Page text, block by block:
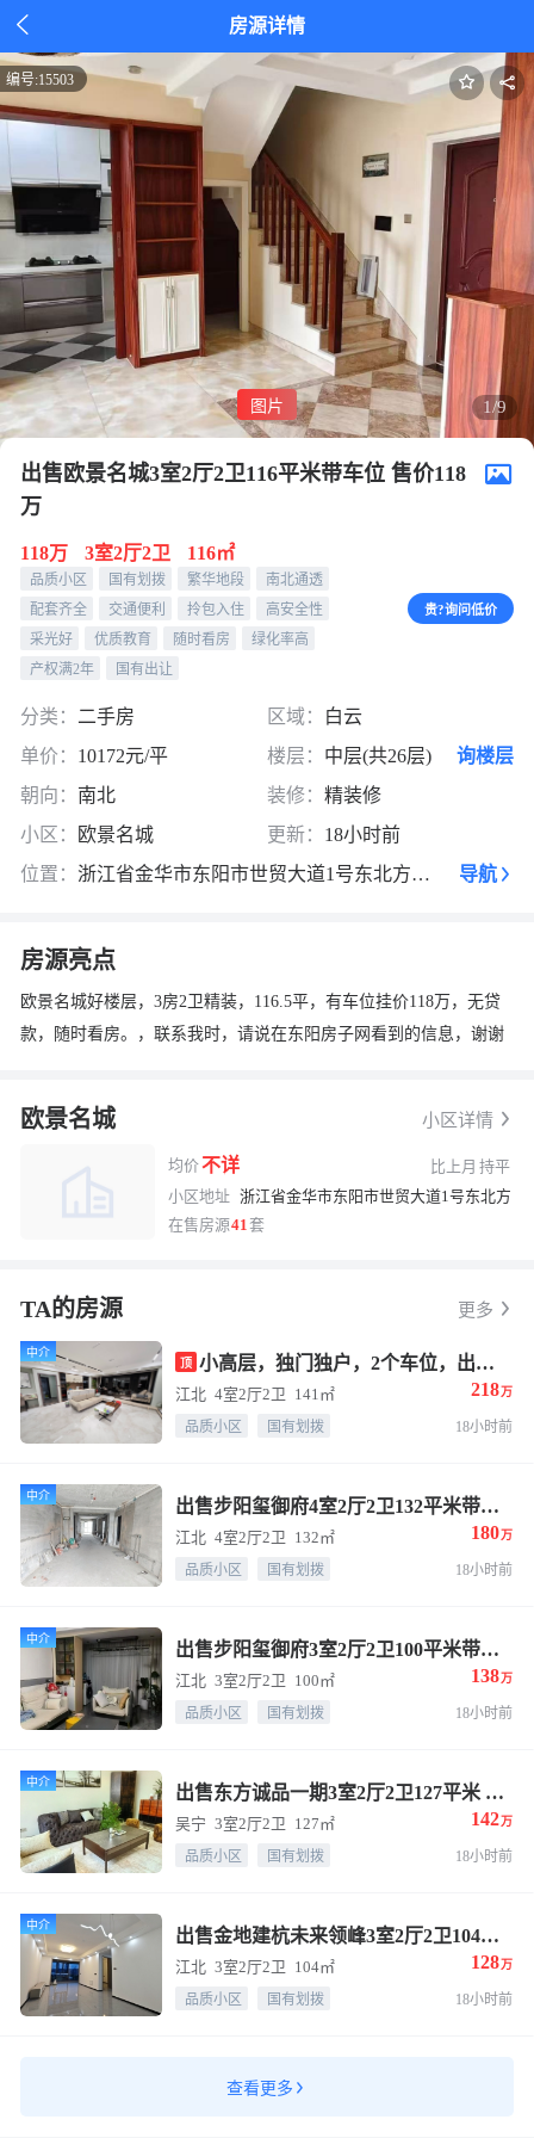
 房源详情
1/9
图片
编号:15503
出售欧景名城3室2厅2卫116平米带车位 售价118
万
118万 3室2厅2卫 116㎡
品质小区 国有划拨 繁华地段
南北通透
配套齐全
交通便利 拎包入住
高安全性
采光好
优质教育 随时看房
绿化率高
产权满2年
国有出让
贵?询问低价
分类： 二手房 区域：
白云
单价： 10172元/平 楼层： 中层(共26层)
询楼层
朝向： 南北 装修： 精装修
小区：
欧景名城 更新： 18小时前
位置： 浙江省金华市东阳市世贸大道1号东北方向180米 导航
房源亮点
欧景名城好楼层，3房2卫精装，116.5平，有车位挂价118万，无贷
款，随时看房。，联系我时，请说在东阳房子网看到的信息，谢谢
欧景名城 小区详情
均价不详 比上月 持平
小区地址 浙江省金华市东阳市世贸大道1号东北方向
在售房源41 套
TA的房源 更多
中介
顶 小高层，独门独户，2个车位，出售新城盛昱府4室2厅2卫141平米 售价218万
江北 4室2厅2卫 141㎡ 218万
品质小区 国有划拨 18小时前
中介
出售步阳玺御府4室2厅2卫132平米带车位 售价180万
江北 4室2厅2卫 132㎡ 180万
品质小区 国有划拨 18小时前
中介
出售步阳玺御府3室2厅2卫100平米带车位 售价138万
江北 3室2厅2卫 100㎡ 138万
品质小区 国有划拨 18小时前
中介
出售东方诚品一期3室2厅2卫127平米 售价142万
吴宁 3室2厅2卫 127㎡ 142万
品质小区 国有划拨 18小时前
中介
出售金地建杭未来领峰3室2厅2卫104平米 售价128万
江北 3室2厅2卫 104㎡ 128万
品质小区 国有划拨 18小时前
查看更多
换一张 长按图片保存